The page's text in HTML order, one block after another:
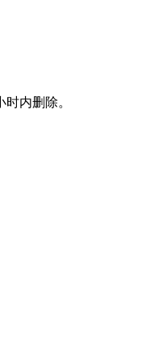
内删除。